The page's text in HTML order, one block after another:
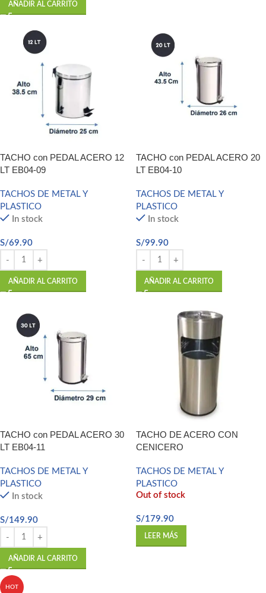
AÑADIR AL CARRITO
TACHO con PEDAL ACERO 12
LT EB04-09
TACHOS DE METAL Y
PLASTICO
In stock
S/69.90
AÑADIR AL CARRITO
TACHO con PEDAL ACERO 20
LT EB04-10
TACHOS DE METAL Y
PLASTICO
In stock
S/99.90
AÑADIR AL CARRITO
TACHO con PEDAL ACERO 30
LT EB04-11
TACHOS DE METAL Y
PLASTICO
In stock
S/149.90
AÑADIR AL CARRITO
TACHO DE ACERO CON
CENICERO
TACHOS DE METAL Y
PLASTICO
Out of stock
S/179.90
LEER MÁS
HOT